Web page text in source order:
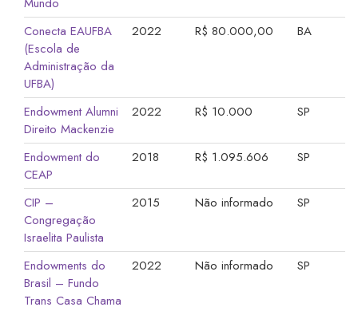
Mundo
Conecta EAUFBA
(Escola de
Administração da
UFBA)
2022 R$ 80.000,00 BA
Endowment Alumni
Direito Mackenzie
2022 R$ 10.000 SP
Endowment do
CEAP
2018 R$ 1.095.606 SP
CIP –
Congregação
Israelita Paulista
2015 Não informado SP
Endowments do
Brasil – Fundo
Trans Casa Chama
2022 Não informado SP